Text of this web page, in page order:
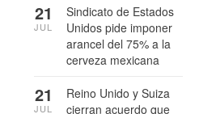
Sindicato de Estados
Unidos pide imponer
arancel del 75% a la
cerveza mexicana
21
JUL
Reino Unido y Suiza
cierran acuerdo que
21
JUL